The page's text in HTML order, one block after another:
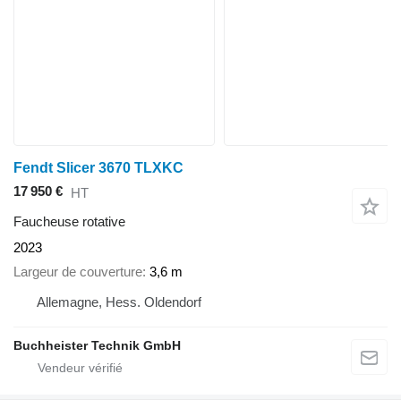
Fendt Slicer 3670 TLXKC
17 950 € HT
Faucheuse rotative
2023
Largeur de couverture 3,6 m
Allemagne, Hess. Oldendorf
Buchheister Technik GmbH